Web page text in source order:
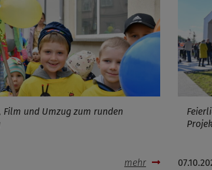
Film und Umzug zum runden
mehr